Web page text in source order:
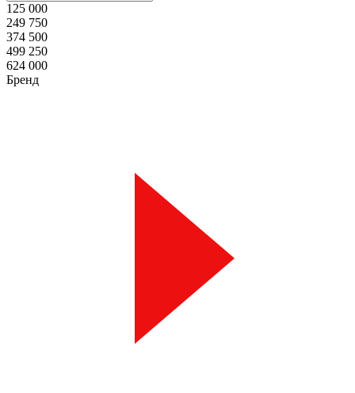
125 000
249 750
374 500
499 250
624 000
Бренд